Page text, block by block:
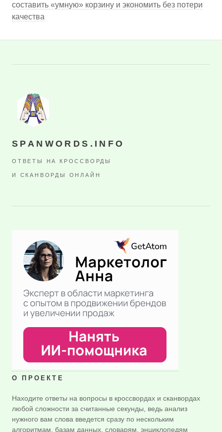
составить «умную» корзину и экономить без потери
качества
SPANWORDS.INFO
ОТВЕТЫ НА КРОССВОРДЫ
И СКАНВОРДЫ ОНЛАЙН
О ПРОЕКТЕ
Находите ответы на вопросы в кроссвордах и сканвордах
любой сложности за считанные секунды, ведь анализ
нужного вам слова введется сразу по нескольким
алгоритмам, базам данных, словарям, энциклопедям